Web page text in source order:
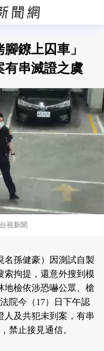
鐐上囚車」
有串滅證之虞
視新聞
名孫健豪）因測試自製
索拘提，還意外搜到模
地檢依涉恐嚇公眾、槍
院今（17）日下午認
人及共犯未到案，有串
禁止接見通信。